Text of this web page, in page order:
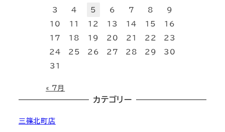
3
4 5 6 7 8
9
10
11 12 13 14 15
16
17
18 19 20 21 22
23
24
25 26 27 28 29
30
31
« 7月
カテゴリー
三篠北町店